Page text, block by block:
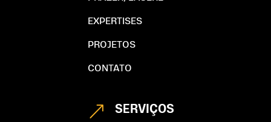
EXPERTISES
PROJETOS
CONTATO
& SERVIÇOS